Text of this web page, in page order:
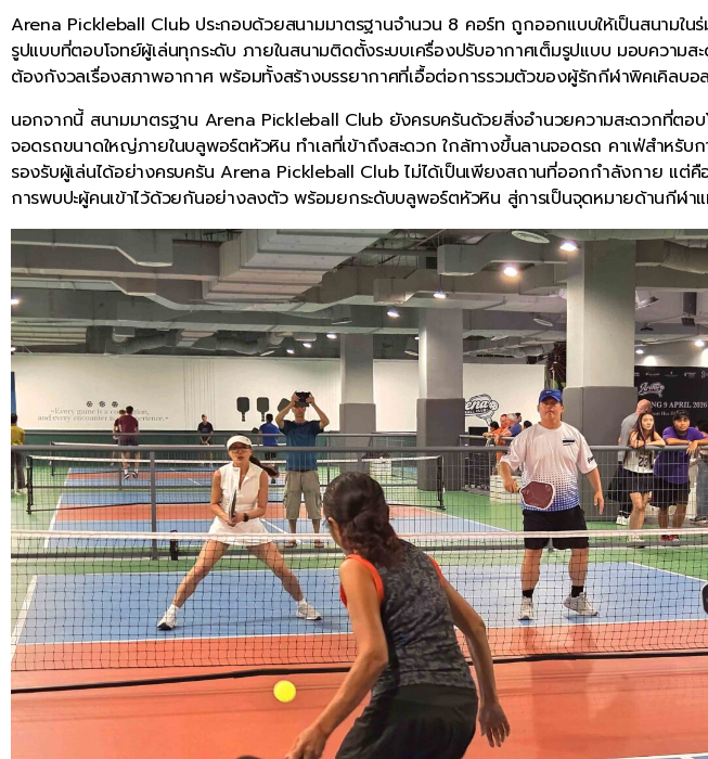
Arena Pickleball Club ประกอบด้วยสนามมาตรฐานจำนวน 8 คอร์ท ถูกออกแบบให้เป็นสนามในร่
รูปแบบที่ตอบโจทย์ผู้เล่นทุกระดับ ภายในสนามติดตั้งระบบเครื่องปรับอากาศเต็มรูปแบบ มอบความส
ต้องกังวลเรื่องสภาพอากาศ พร้อมทั้งสร้างบรรยากาศที่เอื้อต่อการรวมตัวของผู้รักกีฬาพิคเคิลบอ
นอกจากนี้ สนามมาตรฐาน Arena Pickleball Club ยังครบครันด้วยสิ่งอำนวยความสะดวกที่ตอ
จอดรถขนาดใหญ่ภายในบลูพอร์ตหัวหิน ทำเลที่เข้าถึงสะดวก ใกล้ทางขึ้นลานจอดรถ คาเฟ่สำหรั
รองรับผู้เล่นได้อย่างครบครัน Arena Pickleball Club ไม่ได้เป็นเพียงสถานที่ออกกำลังกาย แต่คื
การพบปะผู้คนเข้าไว้ด้วยกันอย่างลงตัว พร้อมยกระดับบลูพอร์ตหัวหิน สู่การเป็นจุดหมายด้านกีฬา